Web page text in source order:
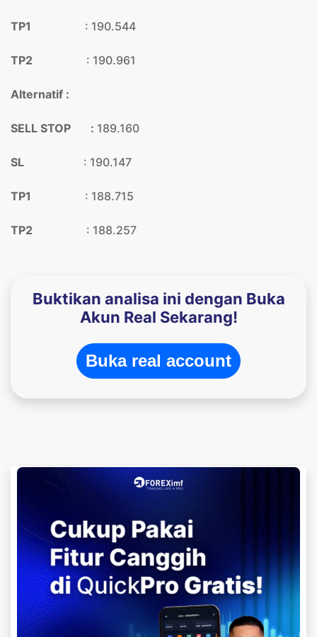
TP1 : 190.544
TP2 : 190.961
Alternatif :
SELL STOP : 189.160
SL : 190.147
TP1 : 188.715
TP2 : 188.257
Buktikan analisa ini dengan Buka
Akun Real Sekarang!
Buka real account